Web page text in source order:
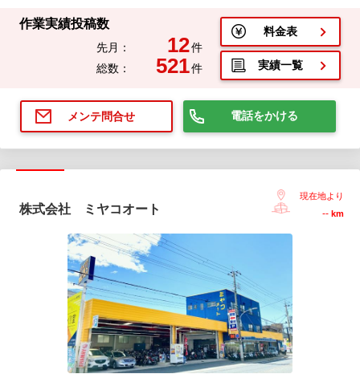
作業実績投稿数
先月： 12件
総数：
521件
料金表
実績一覧
メンテ問合せ 電話をかける
株式会社 ミヤコオート
現在地より
-- km